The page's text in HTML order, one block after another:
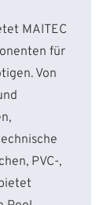
MAITEC
für
Von
PVC-,